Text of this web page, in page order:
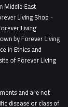
Middle East
Living Shop -
Living
by Forever Living
in Ethics and
of Forever Living
and are not
disease or class of